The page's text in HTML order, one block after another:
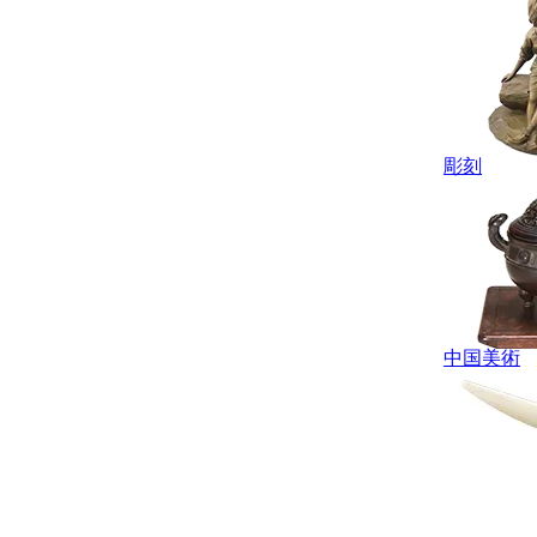
彫刻
中国美術